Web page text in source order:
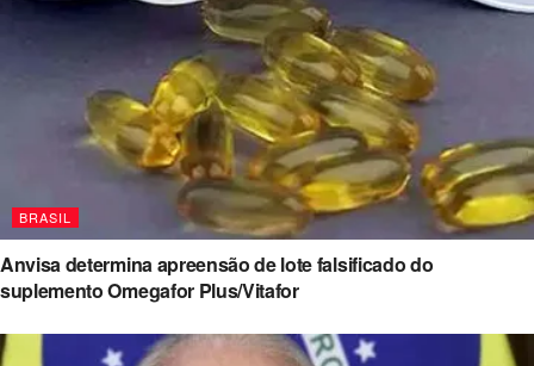
BRASIL
Anvisa determina apreensão de lote falsificado do
suplemento Omegafor Plus/Vitafor